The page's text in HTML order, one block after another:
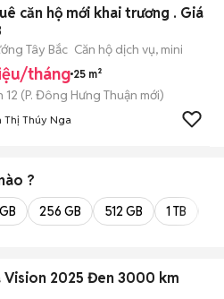
căn hộ mới khai trương . Giá
Tây Bắc Căn hộ dịch vụ, mini
tháng 25 m²
12 (P. Đông Hưng Thuận mới)
Thị Thúy Nga
?
256 GB 512 GB 1 TB
Vision 2025 Đen 3000 km